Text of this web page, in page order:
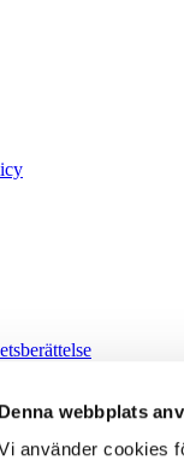
Denna webbplats
använder cookies